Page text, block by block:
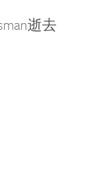
逝去